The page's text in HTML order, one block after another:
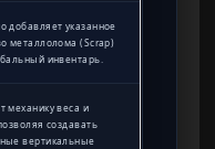
добавляет указанное
металлолома (Scrap)
инвентарь.
механику веса и
создавать
вертикальные